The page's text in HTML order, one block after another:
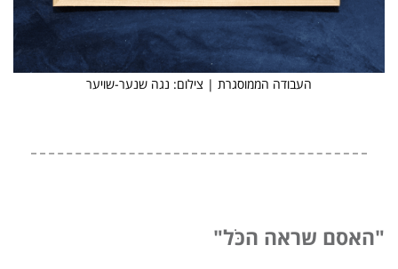
העבודה הממוסגרת | צילום: נגה שנער-שויער
"האסם שראה הכֹּל"